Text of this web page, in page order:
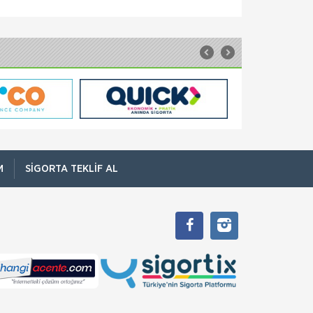
Yurtdışı Seyyah Seyahat Sigortası Siz
seyahatinizin tadını çıkarın, endişelerinizi de
yanınızda taşımayın diye size özel bir ürün
hazırladık. Yurtdışı Se
Quick Sigorta
Seyahat Sigortası
Vize başvurularınızda da kullanabileceğiniz
içinde satın alabilirsiniz. Quick Seyahat Sağlık
Sigortası, yurt dışı s
Sompo Sigorta
Sorumluluklarında Sompo Japan Güvencesi
Tarım Sigortası
Devlet Destekli Tarım sigortası poliçeleri
SIGORTA TEKLIF AL